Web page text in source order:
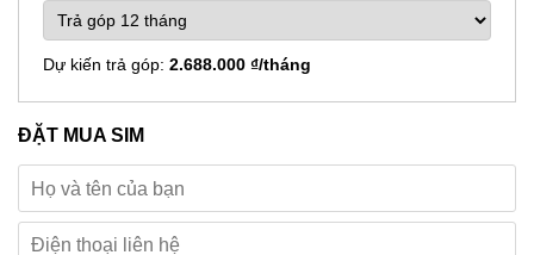
Dự kiến trả góp: 2.688.000 ₫/tháng
ĐẶT MUA SIM